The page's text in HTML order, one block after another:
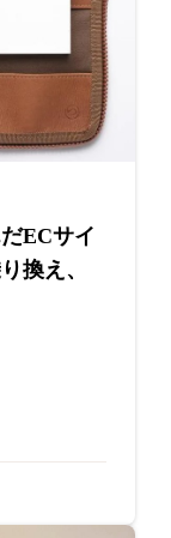
ECサイ
換え、